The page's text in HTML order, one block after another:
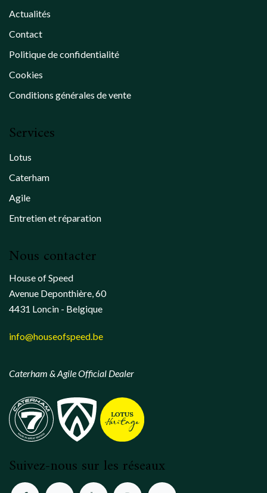
Actualités
Contact
Politique de confidentialité
Cookies
Conditions générales de vente
Services
Lotus
Caterham
Agile
Entretien et réparation
Nous contacter
House of Speed
Avenue Deponthière, 60
4431 Loncin - Belgique
info@houseofspeed.be
Caterham & Agile Official Dealer
Suivez-nous sur les réseaux